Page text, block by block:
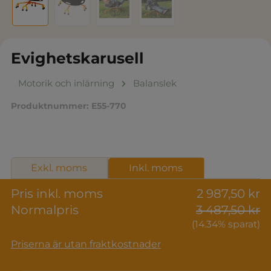
Evighetskarusell
Motorik och inlärning Balanslek
Produktnummer: E55-770
Pris inkl. moms
2 987,50 kr
Normalpris
3 487,50 kr
(14.34% sparat)
Priserna är utan fraktkostnader
Exkl. moms Inkl. moms